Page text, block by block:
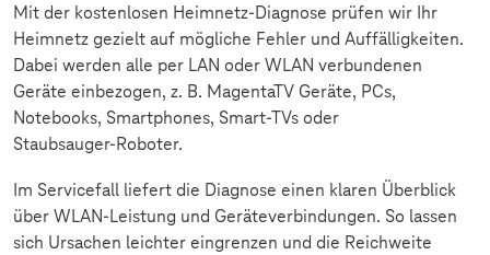
Mit der kostenlosen Heimnetz‑Diagnose prüfen wir Ihr
Heimnetz gezielt auf mögliche Fehler und Auffälligkeiten.
Dabei werden alle per LAN oder WLAN verbundenen
Geräte einbezogen, z. B. MagentaTV Geräte, PCs,
Notebooks, Smartphones, Smart‑TVs oder
Staubsauger‑Roboter.
Im Servicefall liefert die Diagnose einen klaren Überblick
über WLAN‑Leistung und Geräteverbindungen. So lassen
sich Ursachen leichter eingrenzen und die Reichweite